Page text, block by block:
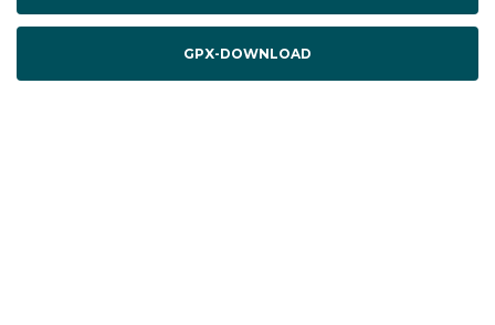
GPX-DOWNLOAD